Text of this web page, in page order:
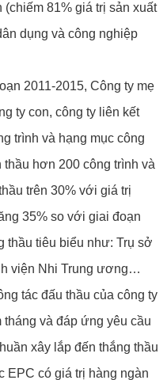
81% giá trị sản xuất
dụng và công nghiệp
2011-2015, Công ty mẹ
ty con, công ty liên kết
trình và hạng mục công
hơn 200 công trình và
trên 30% với giá trị
35% so với giai đoạn
thầu tiêu biểu như: Trụ sở
viện Nhi Trung ương…
tác đấu thầu của công ty
và đáp ứng yêu cầu
xây lắp đến thắng thầu
EPC có giá trị hàng ngàn